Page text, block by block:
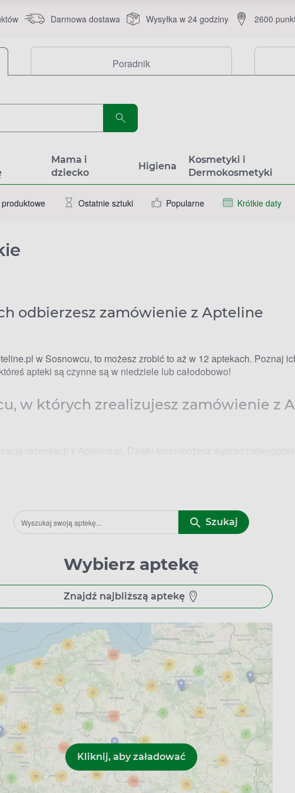
Darmowa dostawa Wysyłka w 24 godziny 2600
Poradnik
Mama i
dziecko
Higiena
Kosmetyki i
Dermokosmetyki
Ostatnie sztuki Popularne Krótkie daty
odbierzesz zamówienie z Apteline
w Sosnowcu, to możesz zrobić to aż w 12 aptekach. Poznaj
apteki są czynne są w niedziele lub całodobowo!
w których zrealizujesz zamówienie z
219 Sosnowiec
200 Sosnowiec
41-200 Sosnowiec
otwarcia
gdzie zrealizujesz swoje zamówienie z Apteline, różnią
piątku w godzinach 8.00-18.00 oraz w soboty – 8.00-13.00. W
8.00-19.00, a także w soboty między 8.00 a 14.00. Apteka na
13.00.
Szukaj
Wybierz aptekę
Znajdź najbliższą aptekę